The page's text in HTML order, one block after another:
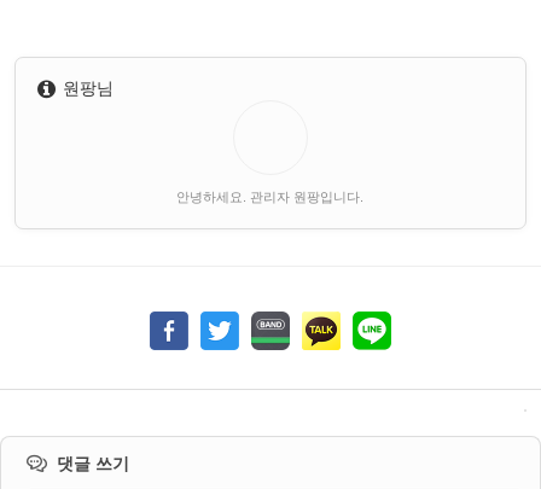
원팡님
안녕하세요. 관리자 원팡입니다.
댓글 쓰기